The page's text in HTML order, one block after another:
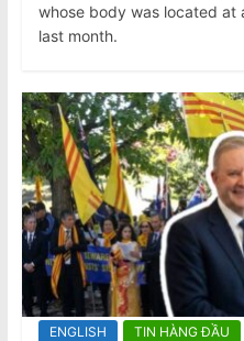
whose body was located at
last month.
ENGLISH TIN HÀNG ĐẦU